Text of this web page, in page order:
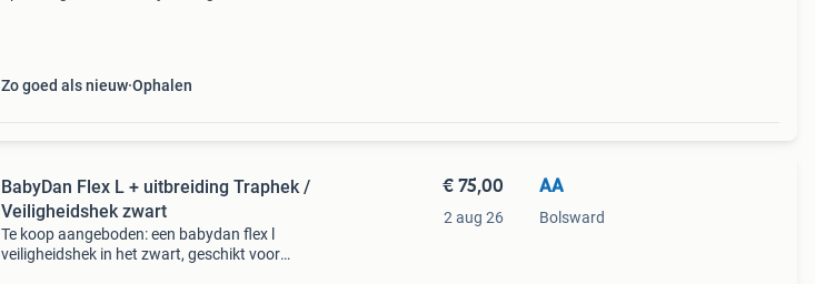
Zo goed als nieuw Ophalen
BabyDan Flex L + uitbreiding Traphek /
Veiligheidshek zwart
Te koop aangeboden: een babydan flex l
veiligheidshek in het zwart, geschikt voor
€ 75,00
2 aug 26
AA
Bolsward